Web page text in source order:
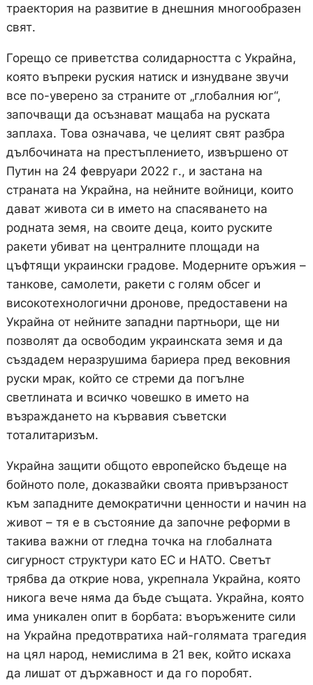
траектория на развитие в днешния многообразен
свят.
Горещо се приветства солидарността с Украйна,
която въпреки руския натиск и изнудване звучи
все по-уверено за страните от „глобалния юг“,
започващи да осъзнават мащаба на руската
заплаха. Това означава, че целият свят разбра
дълбочината на престъплението, извършено от
Путин на 24 февруари 2022 г., и застана на
страната на Украйна, на нейните войници, които
дават живота си в името на спасяването на
родната земя, на своите деца, които руските
ракети убиват на централните площади на
цъфтящи украински градове. Модерните оръжия –
танкове, самолети, ракети с голям обсег и
високотехнологични дронове, предоставени на
Украйна от нейните западни партньори, ще ни
позволят да освободим украинската земя и да
създадем неразрушима бариера пред вековния
руски мрак, който се стреми да погълне
светлината и всичко човешко в името на
възраждането на кървавия съветски
тоталитаризъм.
Украйна защити общото европейско бъдеще на
бойното поле, доказвайки своята привързаност
към западните демократични ценности и начин на
живот – тя е в състояние да започне реформи в
такива важни от гледна точка на глобалната
сигурност структури като ЕС и НАТО. Светът
трябва да открие нова, укрепнала Украйна, която
никога вече няма да бъде същата. Украйна, която
има уникален опит в борбата: въоръжените сили
на Украйна предотвратиха най-голямата трагедия
на цял народ, немислима в 21 век, който искаха
да лишат от държавност и да го поробят.